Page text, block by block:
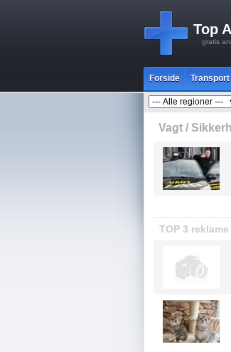
Top
gratis
Forside Transport
Vagt /
TOP 3